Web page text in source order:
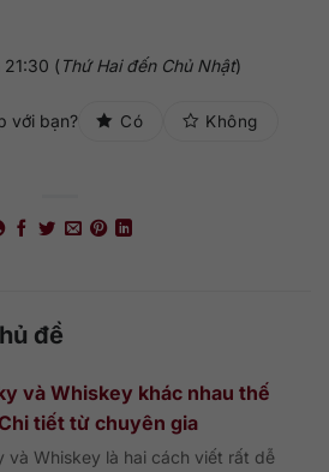
( Thứ Hai đến Chủ Nhật)
với bạn? Có Không
đề
và Whiskey khác nhau thế
tiết từ chuyên gia
và Whiskey là hai cách viết rất dễ